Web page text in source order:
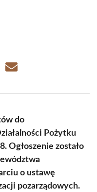
Share
do
Pożytku
Ogłoszenie zostało
o ustawę
pozarządowych.